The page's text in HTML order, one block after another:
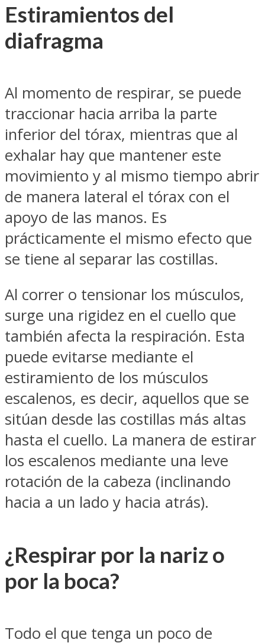
Estiramientos del
diafragma
Al momento de respirar, se puede
traccionar hacia arriba la parte
inferior del tórax, mientras que al
exhalar hay que mantener este
movimiento y al mismo tiempo abrir
de manera lateral el tórax con el
apoyo de las manos. Es
prácticamente el mismo efecto que
se tiene al separar las costillas.
Al correr o tensionar los músculos,
surge una rigidez en el cuello que
también afecta la respiración. Esta
puede evitarse mediante el
estiramiento de los músculos
escalenos, es decir, aquellos que se
sitúan desde las costillas más altas
hasta el cuello. La manera de estirar
los escalenos mediante una leve
rotación de la cabeza (inclinando
hacia a un lado y hacia atrás).
¿Respirar por la nariz o
por la boca?
Todo el que tenga un poco de